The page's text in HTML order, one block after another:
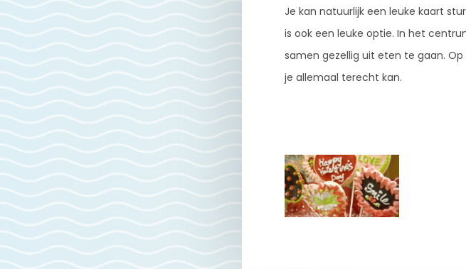
Je kan natuurlijk een leuke kaart
is ook een leuke optie. In het
samen gezellig uit eten te gaan.
je allemaal terecht kan.